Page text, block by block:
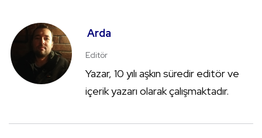
Arda
Editör
Yazar, 10 yılı aşkın süredir editör ve
içerik yazarı olarak çalışmaktadır.